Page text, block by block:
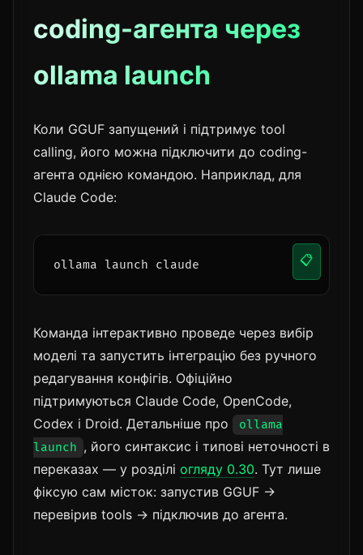
coding-агента через
ollama launch
Коли GGUF запущений і підтримує tool
calling, його можна підключити до coding-
агента однією командою. Наприклад, для
Claude Code:
ollama launch claude 📋
Команда інтерактивно проведе через вибір
моделі та запустить інтеграцію без ручного
редагування конфігів. Офіційно
підтримуються Claude Code, OpenCode,
Codex і Droid. Детальніше про
ollama
launch , його синтаксис і типові неточності в
переказах — у розділі огляду 0.30. Тут лише
фіксую сам місток: запустив GGUF →
перевірив tools → підключив до агента.